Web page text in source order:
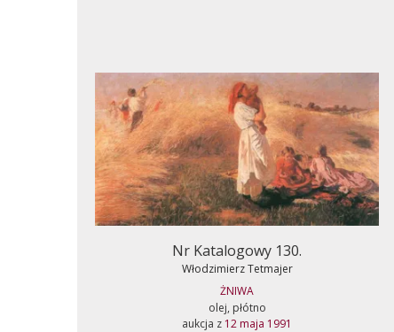
Nr Katalogowy 130.
Włodzimierz Tetmajer
ŻNIWA
olej, płótno
aukcja z 12 maja 1991